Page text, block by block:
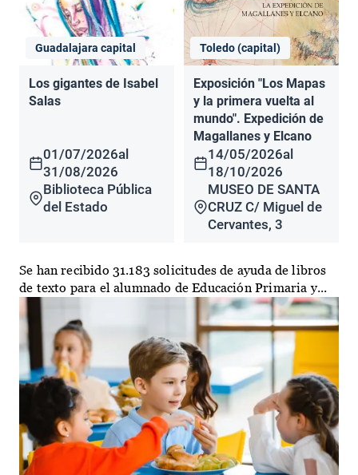
Guadalajara capital
Los gigantes de Isabel
Salas
01/07/2026al
31/08/2026
Biblioteca Pública
del Estado
Toledo (capital)
Exposición "Los Mapas
y la primera vuelta al
mundo". Expedición de
Magallanes y Elcano
14/05/2026al
18/10/2026
MUSEO DE SANTA
CRUZ C/ Miguel de
Cervantes, 3
Se han recibido 31.183 solicitudes de ayuda de libros
de texto para el alumnado de Educación Primaria y...